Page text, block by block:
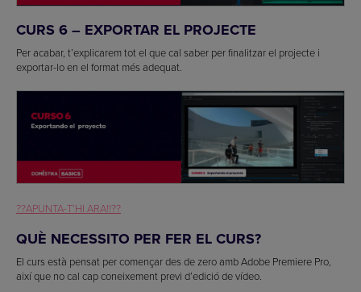
CURS 6 – EXPORTAR EL PROJECTE
Per acabar, t’explicarem tot el que cal saber per finalitzar el projecte i
exportar-lo en el format més adequat.
??APUNTA-T’HI ARA!!??
QUÈ NECESSITO PER FER EL CURS?
El curs està pensat per començar des de zero amb Adobe Premiere Pro,
així que no cal cap coneixement previ d’edició de vídeo.